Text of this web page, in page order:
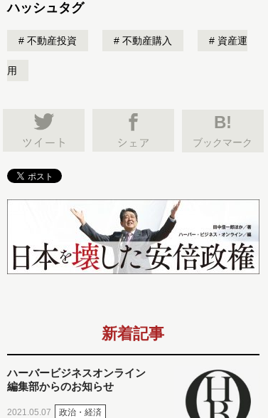
ハッシュタグ
不動産投資 不動産購入 資産運
用
B!
ブックマーク
新着記事
ハーバービジネスオンライン
編集部からのお知らせ
2021.05.07 政治・経済